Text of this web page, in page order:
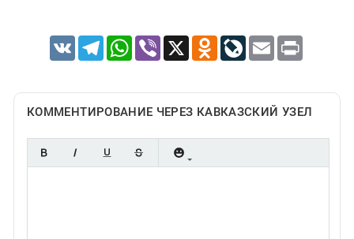
VK TelegramWhatsApp
Viber X Odnoklassniki
LiveJournal
Email Print
КОММЕНТИРОВАНИЕ ЧЕРЕЗ КАВКАЗСКИЙ УЗЕЛ